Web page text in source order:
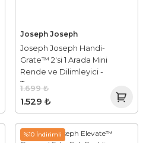
Joseph Joseph
Joseph Joseph Handi-
Grate™ 2'si 1 Arada Mini
Rende ve Dilimleyici -
Turuncu
1.529 ₺
1.699 ₺
%10 İndirimli